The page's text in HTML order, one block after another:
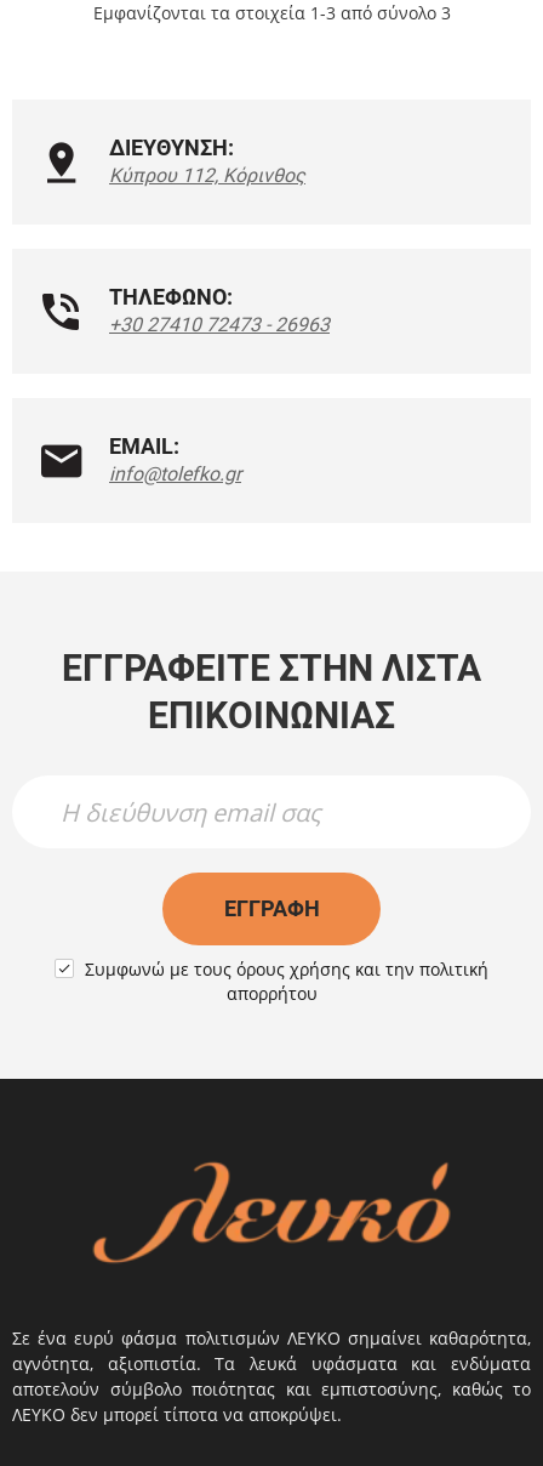
Εμφανίζονται τα στοιχεία 1-3 από σύνολο 3
ΔΙΕΥΘΥΝΣΗ:
Κύπρου 112, Κόρινθος
ΤΗΛΕΦΩΝΟ:
+30 27410 72473 - 26963
EMAIL:
info@tolefko.gr
ΕΓΓΡΑΦΕΊΤΕ ΣΤΗΝ ΛΊΣΤΑ
ΕΠΙΚΟΙΝΩΝΊΑΣ
ΕΓΓΡΑΦΉ
 Συμφωνώ με τους όρους χρήσης και την πολιτική
απορρήτου
Σε ένα ευρύ φάσμα πολιτισμών ΛΕΥΚΟ σημαίνει καθαρότητα,
αγνότητα, αξιοπιστία. Τα λευκά υφάσματα και ενδύματα
αποτελούν σύμβολο ποιότητας και εμπιστοσύνης, καθώς το
ΛΕΥΚΟ δεν μπορεί τίποτα να αποκρύψει.